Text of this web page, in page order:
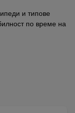
и типове
по време на